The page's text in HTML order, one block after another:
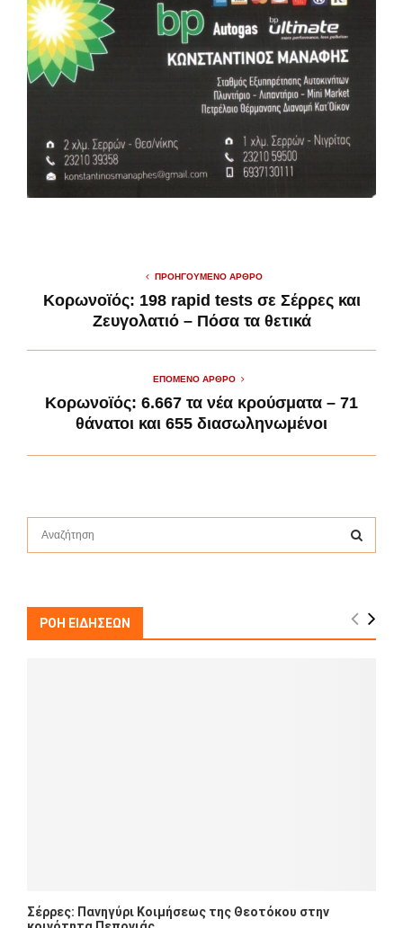
ΠΡΟΗΓΟΎΜΕΝΟ ΆΡΘΡΟ
Κορωνοϊός: 198 rapid tests σε Σέρρες και
Ζευγολατιό – Πόσα τα θετικά
ΕΠΌΜΕΝΟ ΆΡΘΡΟ
Κορωνοϊός: 6.667 τα νέα κρούσματα – 71
θάνατοι και 655 διασωληνωμένοι
f
A
ΡΟΗ ΕΙΔΗΣΕΩΝ
Σέρρες: Πανηγύρι Κοιμήσεως της Θεοτόκου στην